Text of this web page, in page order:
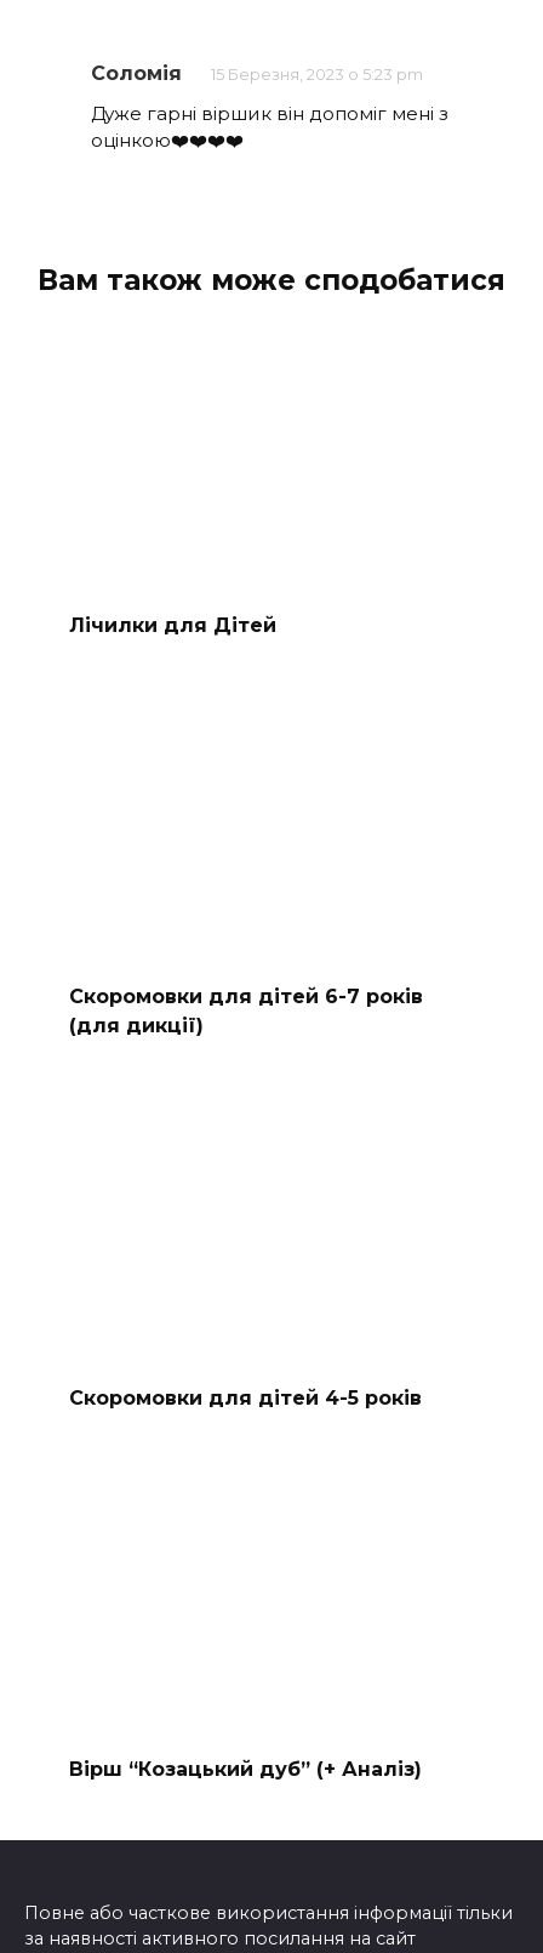
Соломія 15 Березня, 2023 о 5:23 pm
Дуже гарні віршик він допоміг мені з
оцінкою❤️❤️❤️❤️
Вам також може сподобатися
Лічилки для Дітей
Скоромовки для дітей 6-7 років
(для дикції)
Скоромовки для дітей 4-5 років
Вірш “Козацький дуб” (+ Аналіз)
Повне або часткове використання інформації тільки
за наявності активного посилання на сайт